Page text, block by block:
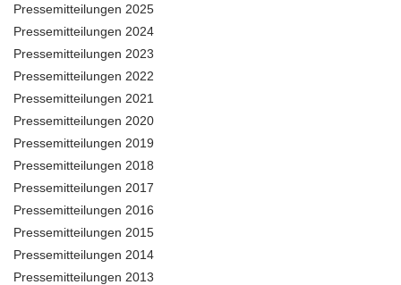
Pressemitteilungen 2025
Pressemitteilungen 2024
Pressemitteilungen 2023
Pressemitteilungen 2022
Pressemitteilungen 2021
Pressemitteilungen 2020
Pressemitteilungen 2019
Pressemitteilungen 2018
Pressemitteilungen 2017
Pressemitteilungen 2016
Pressemitteilungen 2015
Pressemitteilungen 2014
Pressemitteilungen 2013